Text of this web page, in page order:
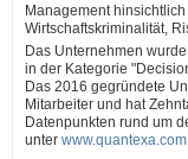
Management
Wirtschaftskriminalität,
Das Unternehmen
in der Kategorie
Das 2016 gegründete
Mitarbeiter und hat
Datenpunkten rund um
unter www.quantexa.com